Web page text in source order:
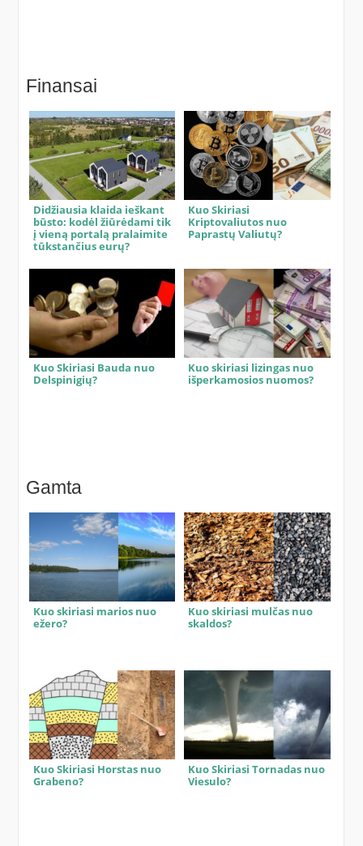
Finansai
Didžiausia klaida ieškant
būsto: kodėl žiūrėdami tik
į vieną portalą pralaimite
tūkstančius eurų?
Kuo Skiriasi
Kriptovaliutos nuo
Paprastų Valiutų?
Kuo Skiriasi Bauda nuo
Delspinigių?
Kuo skiriasi lizingas nuo
išperkamosios nuomos?
Gamta
Kuo skiriasi marios nuo
ežero?
Kuo skiriasi mulčas nuo
skaldos?
Kuo Skiriasi Horstas nuo
Grabeno?
Kuo Skiriasi Tornadas nuo
Viesulo?